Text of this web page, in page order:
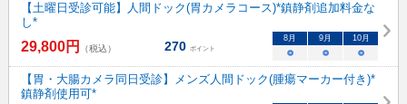
【土曜日受診可能】人間ドック(胃カメラコース)*鎮静剤追加料金な
し*
29,800円 （税込） 270 ポイント
8月 9月 10月
○ ○ ○
【胃・大腸カメラ同日受診】メンズ人間ドック(腫瘍マーカー付き)*
鎮静剤使用可*